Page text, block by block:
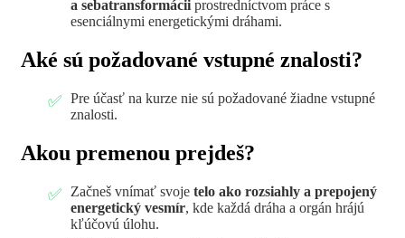
a sebatransformácii prostredníctvom práce s
esenciálnymi energetickými dráhami.
Aké sú požadované vstupné znalosti?
Pre účasť na kurze nie sú požadované žiadne vstupné
znalosti.
Akou premenou prejdeš?
Začneš vnímať svoje telo ako rozsiahly a prepojený
energetický vesmír, kde každá dráha a orgán hrájú
kľúčovú úlohu.